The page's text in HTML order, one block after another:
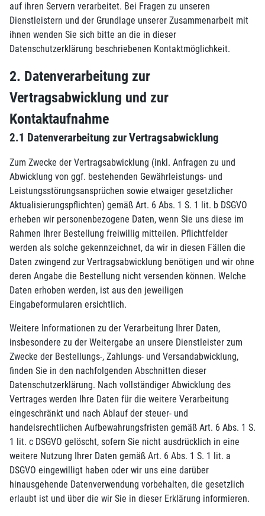
auf ihren Servern verarbeitet. Bei Fragen zu unseren
Dienstleistern und der Grundlage unserer Zusammenarbeit mit
ihnen wenden Sie sich bitte an die in dieser
Datenschutzerklärung beschriebenen Kontaktmöglichkeit.
2. Datenverarbeitung zur
Vertragsabwicklung und zur
Kontaktaufnahme
2.1 Datenverarbeitung zur Vertragsabwicklung
Zum Zwecke der Vertragsabwicklung (inkl. Anfragen zu und
Abwicklung von ggf. bestehenden Gewährleistungs- und
Leistungsstörungsansprüchen sowie etwaiger gesetzlicher
Aktualisierungspflichten) gemäß Art. 6 Abs. 1 S. 1 lit. b DSGVO
erheben wir personenbezogene Daten, wenn Sie uns diese im
Rahmen Ihrer Bestellung freiwillig mitteilen. Pflichtfelder
werden als solche gekennzeichnet, da wir in diesen Fällen die
Daten zwingend zur Vertragsabwicklung benötigen und wir ohne
deren Angabe die Bestellung nicht versenden können. Welche
Daten erhoben werden, ist aus den jeweiligen
Eingabeformularen ersichtlich.
Weitere Informationen zu der Verarbeitung Ihrer Daten,
insbesondere zu der Weitergabe an unsere Dienstleister zum
Zwecke der Bestellungs-, Zahlungs- und Versandabwicklung,
finden Sie in den nachfolgenden Abschnitten dieser
Datenschutzerklärung. Nach vollständiger Abwicklung des
Vertrages werden Ihre Daten für die weitere Verarbeitung
eingeschränkt und nach Ablauf der steuer- und
handelsrechtlichen Aufbewahrungsfristen gemäß Art. 6 Abs. 1 S.
1 lit. c DSGVO gelöscht, sofern Sie nicht ausdrücklich in eine
weitere Nutzung Ihrer Daten gemäß Art. 6 Abs. 1 S. 1 lit. a
DSGVO eingewilligt haben oder wir uns eine darüber
hinausgehende Datenverwendung vorbehalten, die gesetzlich
erlaubt ist und über die wir Sie in dieser Erklärung informieren.